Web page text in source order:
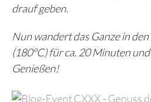
drauf geben.
Nun wandert das Ganze in
(180°C) für ca. 20 Minuten
Genießen!